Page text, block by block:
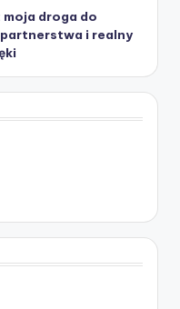
droga do
i realny